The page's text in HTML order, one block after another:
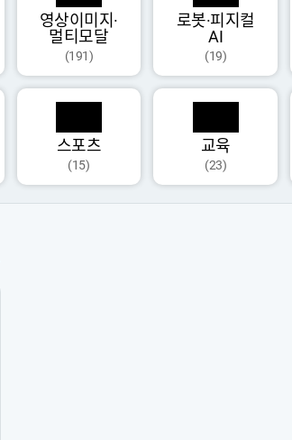
영상이미지·
멀티모달
(191)
로봇·피지컬
AI
(19)
스포츠
(15)
교육
(23)